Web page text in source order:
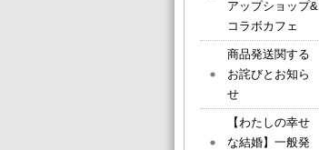
アップショップ&
コラボカフェ
商品発送関する
お詫びとお知ら
せ
【わたしの幸せ
な結婚】一般発